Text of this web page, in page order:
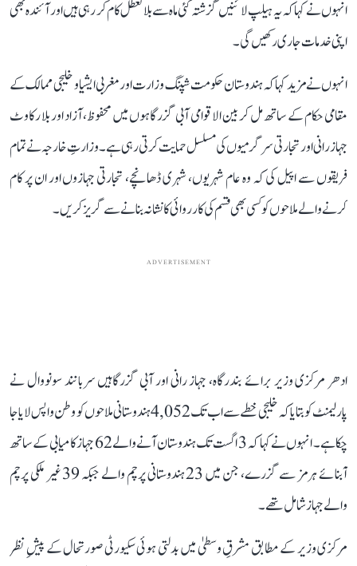
انہوں نے کہا کہ یہ ہیلپ لائنیں گزشتہ کئی ماہ سے بلا تعطل کام کر رہی ہیں اور آئندہ بھی
اپنی خدمات جاری رکھیں گی۔
انہوں نے مزید کہا کہ ہندوستان حکومت شپنگ وزارت اور مغربی ایشیا و خلیجی ممالک کے
مقامی حکام کے ساتھ مل کر بین الاقوامی آبی گزرگاہوں میں محفوظ، آزاد اور بلا رکاوٹ
جہاز رانی اور تجارتی سرگرمیوں کی مسلسل حمایت کرتی رہی ہے۔ وزارتِ خارجہ نے تمام
فریقوں سے اپیل کی کہ وہ عام شہریوں، شہری ڈھانچے، تجارتی جہازوں اور ان پر کام
کرنے والے ملاحوں کو کسی بھی قسم کی کارروائی کا نشانہ بنانے سے گریز کریں۔
ADVERTISEMENT
ادھر مرکزی وزیر برائے بندرگاہ، جہاز رانی اور آبی گزرگاہیں سربانند سونووال نے
پارلیمنٹ کو بتایا کہ خلیجی خطے سے اب تک 4,052 ہندوستانی ملاحوں کو وطن واپس لایا جا
چکا ہے۔ انہوں نے کہا کہ 3 اگست تک ہندوستان آنے والے 62 جہاز کامیابی کے ساتھ
آبنائے ہرمز سے گزرے، جن میں 23 ہندوستانی پرچم والے جبکہ 39 غیر ملکی پرچم
والے جہاز شامل تھے۔
مرکزی وزیر کے مطابق مشرقِ وسطیٰ میں بدلتی ہوئی سکیورٹی صورتحال کے پیشِ نظر